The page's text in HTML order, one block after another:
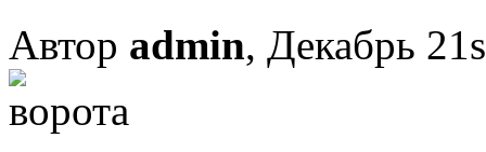
Автор admin, Декабрь